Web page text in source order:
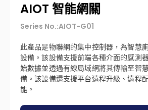
AIOT 智能網關
Series No.:AIOT-G01
此產品是物聯網的集中控制器，為智慧
設備。該設備支援前端各種介面的感測
始數據並透過有線局域網將其傳輸至智
備。該設備還支援平台遠程升級、遠程
能。